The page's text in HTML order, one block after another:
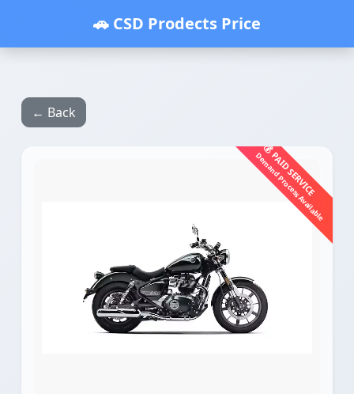
🚗 CSD Prodects Price
← Back
💰 PAID SERVICE
Demand Process Available